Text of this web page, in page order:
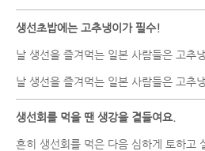
생선초밥에는 고추냉이가 필수!
생선회를 먹을 땐 생강을 곁들여요.